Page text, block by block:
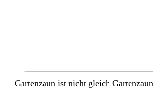
Gartenzaun ist nicht gleich Gartenzaun